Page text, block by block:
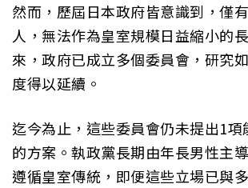
然而，歷屆日本政府皆意識到，僅
人，無法作為皇室規模日益縮小的
來，政府已成立多個委員會，研究
度得以延續。
迄今為止，這些委員會仍未提出1項
的方案。執政黨長期由年長男性主
遵循皇室傳統，即便這些立場已與